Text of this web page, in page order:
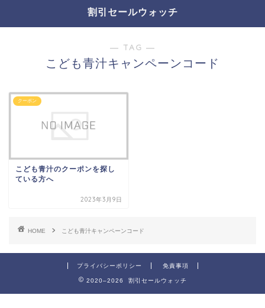
割引セールウォッチ
― TAG ―
こども青汁キャンペーンコード
クーポン
こども青汁のクーポンを探し
ている方へ
2023年3月9日
HOME こども青汁キャンペーンコード
プライバシーポリシー 免責事項
2020–2026 割引セールウォッチ